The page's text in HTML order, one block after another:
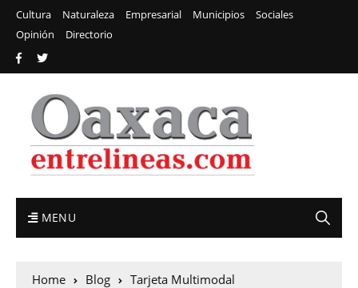
Cultura Naturaleza Empresarial Municipios
Sociales
Opinión
Directorio
MENU
Home Blog Tarjeta Multimodal